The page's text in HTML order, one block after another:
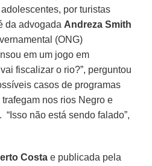
por turistas
da advogada Andreza Smith
(ONG)
em um jogo em
fiscalizar o rio?”, perguntou
casos de programas
nos rios Negro e
não está sendo falado”,
Costa e publicada pela